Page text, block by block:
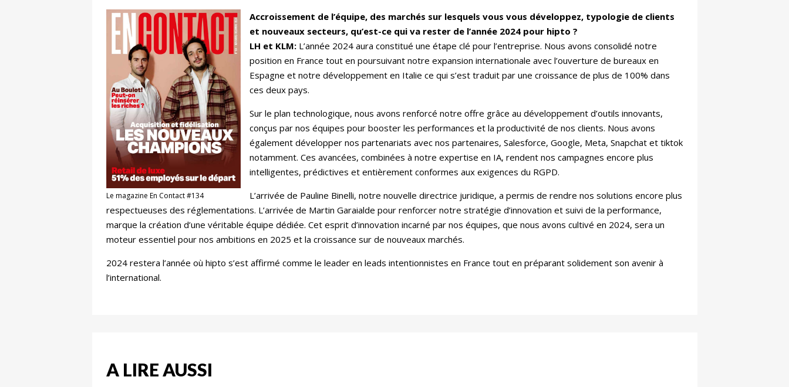
Le magazine En Contact #134
Accroissement de l’équipe, des marchés sur lesquels vous vous développez, typologie de clients
et nouveaux secteurs, qu’est-ce qui va rester de l’année 2024 pour hipto ?
LH et KLM: L’année 2024 aura constitué une étape clé pour l’entreprise. Nous avons consolidé notre
position en France tout en poursuivant notre expansion internationale avec l’ouverture de bureaux en
Espagne et notre développement en Italie ce qui s’est traduit par une croissance de plus de 100% dans
ces deux pays.
Sur le plan technologique, nous avons renforcé notre offre grâce au développement d’outils innovants,
conçus par nos équipes pour booster les performances et la productivité de nos clients. Nous avons
également développer nos partenariats avec nos partenaires, Salesforce, Google, Meta, Snapchat et tiktok
notamment. Ces avancées, combinées à notre expertise en IA, rendent nos campagnes encore plus
intelligentes, prédictives et entièrement conformes aux exigences du RGPD.
L’arrivée de Pauline Binelli, notre nouvelle directrice juridique, a permis de rendre nos solutions encore plus
respectueuses des réglementations. L’arrivée de Martin Garaialde pour renforcer notre stratégie d’innovation et suivi de la performance,
marque la création d’une véritable équipe dédiée. Cet esprit d’innovation incarné par nos équipes, que nous avons cultivé en 2024, sera un
moteur essentiel pour nos ambitions en 2025 et la croissance sur de nouveaux marchés.
2024 restera l’année où hipto s’est affirmé comme le leader en leads intentionnistes en France tout en préparant solidement son avenir à
l’international.
A LIRE AUSSI